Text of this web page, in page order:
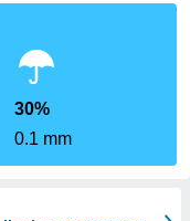
30%
0.1 mm